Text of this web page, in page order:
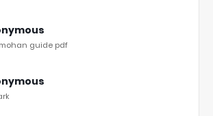
guide pdf